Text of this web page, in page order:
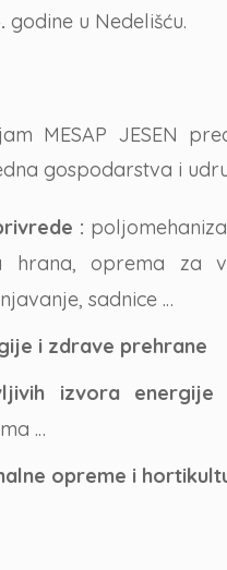
godine u Nedelišću.
MESAP JESEN
gospodarstva i
:
hrana, oprema za
sadnice …
i zdrave prehrane
izvora energije
…
opreme i